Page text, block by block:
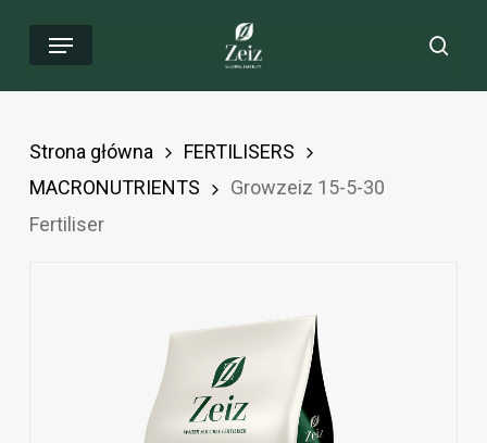
Menu
Strona główna
FERTILISERS
MACRONUTRIENTS
Growzeiz 15-5-30
Fertiliser